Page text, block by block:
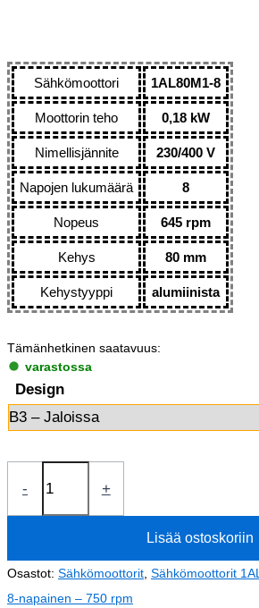
Sähkömoottori 1AL80M1-8
Moottorin teho 0,18 kW
Nimellisjännite 230/400 V
Napojen lukumäärä 8
Nopeus 645 rpm
Kehys 80 mm
Kehystyyppi alumiinista
Tämänhetkinen saatavuus:
varastossa
Design
-
0,18kW
(400V-
645
+
Lisää ostoskoriin
Osastot: Sähkömoottorit Sähkömoottorit 1AL
8-napainen – 750 rpm